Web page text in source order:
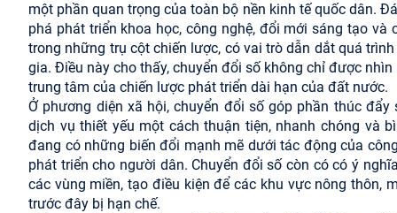
một phần quan trọng của toàn bộ nền kinh tế quốc dân.
phá phát triển khoa học, công nghệ, đổi mới sáng tạo
trong những trụ cột chiến lược, có vai trò dẫn dắt quá
gia. Điều này cho thấy, chuyển đổi số không chỉ được
trung tâm của chiến lược phát triển dài hạn của đất nước.
Ở phương diện xã hội, chuyển đổi số góp phần thúc
dịch vụ thiết yếu một cách thuận tiện, nhanh chóng và
đang có những biến đổi mạnh mẽ dưới tác động của
phát triển cho người dân. Chuyển đổi số còn có có ý
các vùng miền, tạo điều kiện để các khu vực nông thôn,
trước đây bị hạn chế.